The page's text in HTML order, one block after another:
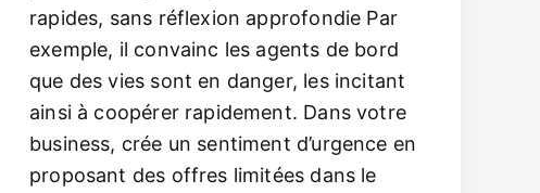
rapides, sans réflexion approfondie Par
exemple, il convainc les agents de bord
que des vies sont en danger, les incitant
ainsi à coopérer rapidement. Dans votre
business, crée un sentiment d’urgence en
proposant des offres limitées dans le